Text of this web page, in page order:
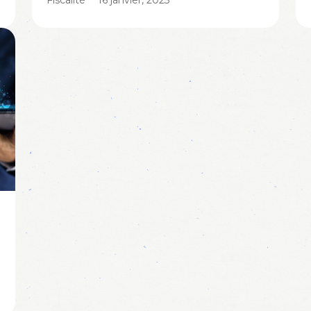
programme du 26 décembre 2022
visant notamment à modifier le
régime fiscal des droits d’auteur. Ce
nouveau régime est entrée en
vigueur le 1er janvier 2023 et est, par
d’une … Continued